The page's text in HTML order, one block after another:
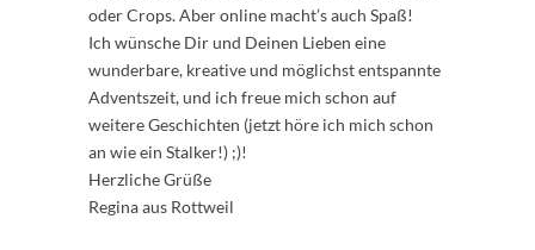
oder Crops. Aber online macht’s auch Spaß!
Ich wünsche Dir und Deinen Lieben eine
wunderbare, kreative und möglichst entspannte
Adventszeit, und ich freue mich schon auf
weitere Geschichten (jetzt höre ich mich schon
an wie ein Stalker!) ;)!
Herzliche Grüße
Regina aus Rottweil